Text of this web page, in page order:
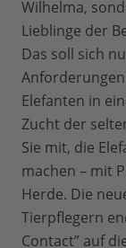
Wilhelma,
Lieblinge der
Das soll sich
Elefanten in
Zucht der
Sie mit, die
machen – mit
Herde. Die
Tierpflegern
Contact­” auf